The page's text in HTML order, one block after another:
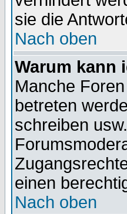
sie die
Nach oben
Warum kann
Manche
betreten
schreiben
einen
Nach oben